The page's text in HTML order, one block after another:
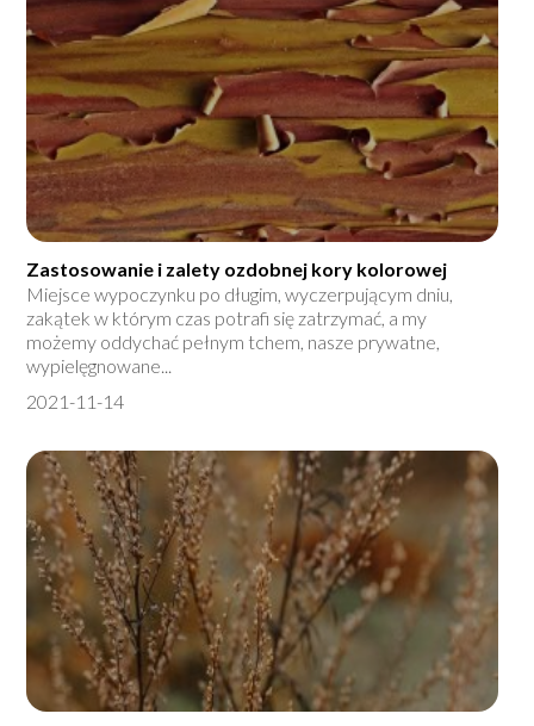
Zastosowanie i zalety ozdobnej kory kolorowej
Miejsce wypoczynku po długim, wyczerpującym dniu,
zakątek w którym czas potrafi się zatrzymać, a my
możemy oddychać pełnym tchem, nasze prywatne,
wypielęgnowane...
2021-11-14